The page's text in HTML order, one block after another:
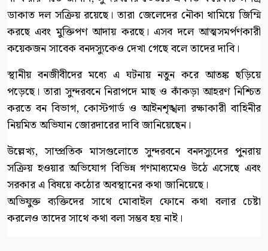
ডাকাত দল সক্রিয় রয়েছে। তারা জেলেদের নৌকা থামিয়ে জিম্মি
করছে এবং মুক্তিপণ আদায় করছে। এসব দলে আত্মসমর্পণকারী
কয়েকজন সাবেক বনদস্যুকেও দেখা গেছে বলে তাদের দাবি।
স্থানীয় বনজীবীদের মধ্যে এ ঘটনায় নতুন করে আতঙ্ক ছড়িয়ে
পড়েছে। তারা সুন্দরবনে নিরাপদে মাছ ও কাঁকড়া আহরণ নিশ্চিত
করতে বন বিভাগ, কোস্টগার্ড ও আইনশৃঙ্খলা রক্ষাকারী বাহিনীর
নিয়মিত অভিযান জোরদারের দাবি জানিয়েছেন।
উল্লেখ্য, সাম্প্রতিক মাসগুলোতে সুন্দরবনে বনদস্যুদের পুনরায়
সক্রিয় হওয়ার অভিযোগ বিভিন্ন গণমাধ্যমেও উঠে এসেছে এবং
সরকার এ বিষয়ে কঠোর অবস্থানের কথা জানিয়েছে।
অভিযুক্ত ব্যক্তিদের সাথে মোবাইল ফোনে কথা বলার চেষ্টা
করলেও তাদের সাথে কথা বলা সম্ভব হয় নাই।